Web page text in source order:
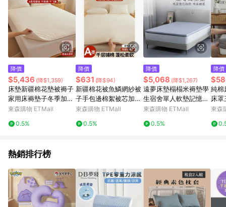
實際回饋請依LINE購物通知為主。 6. 訂單如有使用東森購物
ETMall站內之折扣優惠(包含但不限於東森幣、樂透金、東森現金
券等)，不具點數回饋資格。詳細請依東森購物ETMall之結帳頁面
顯示為準。 7. LINE購物設有「單一商品最高回饋點數」機制(特
殊活動時開放「回饋無上限」)，以同一訂單中同一商品不論件數
計算，並依訂單成立時間當下LINE購物所設定的回饋機制為準。
如顯示之商品規格、顏色、價位、贈品與東森購物ETMall銷售網
頁不符，以銷售網頁標示為準。 9. 若有贈點爭議，請務必於訂單
日期+180天以內至LINE購物客服洽詢；若超過180天(含)以上進
行申訴，恕無法贈點回饋。 10. 部分點數紅包僅限指定商品使
用，或不適用於無回饋商品。各點數紅包之適用商品與使用條件
請依點數紅包頁面規則為準。
降價
$5,436 (降$1,359)
床墊新疆棉花墊被褥子
家用床褥墊子冬季加厚
保暖被褥鋪底臥室軟墊
東森購物 ETMall
0.5%
降價
$631 (降$94)
新疆棉花被魚鱗網紗被
子手包邊棉絮被芯加厚
冬被春秋被芯成人墊被
東森購物 ETMall
0.5%
降價
$5,068 (降$1,267)
遠夢床墊榻榻米褥墊學
生宿舍單人軟墊記憶棉
柔心太空墊子商場同款
東森購物 ETMall
0.5%
降價
純棉
床罩
防塵
東森
熱銷排行榜